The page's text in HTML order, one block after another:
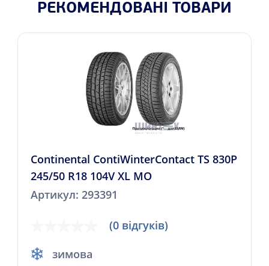
РЕКОМЕНДОВАНІ ТОВАРИ
Continental ContiWinterContact TS 830P
245/50 R18 104V XL MO
Артикул: 293391
(0 відгуків)
зимова